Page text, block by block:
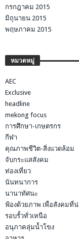
กรกฎาคม 2015
มิถุนายน 2015
พฤษภาคม 2015
หมวดหมู่
AEC
Exclusive
headline
mekong focus
การศึกษา-เกษตรกร
กีฬา
คุณภาพชีวิต-สิ่งแวดล้อม
จับกระแสสังคม
ท่องเที่ยว
นันทนาการ
นานาทัศนะ
ฟ้องด้วยภาพ เพื่อสังคมที่
รอบรั้วทั่วเหนือ
อนุภาคลุ่มน้ำโขง